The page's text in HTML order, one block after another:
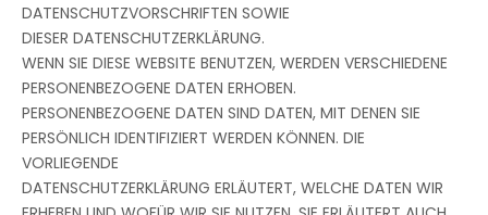
DATENSCHUTZVORSCHRIFTEN SOWIE
DIESER DATENSCHUTZERKLÄRUNG.
WENN SIE DIESE WEBSITE BENUTZEN, WERDEN VERSCHIEDENE
PERSONENBEZOGENE DATEN ERHOBEN.
PERSONENBEZOGENE DATEN SIND DATEN, MIT DENEN SIE
PERSÖNLICH IDENTIFIZIERT WERDEN KÖNNEN. DIE
VORLIEGENDE
DATENSCHUTZERKLÄRUNG ERLÄUTERT, WELCHE DATEN WIR